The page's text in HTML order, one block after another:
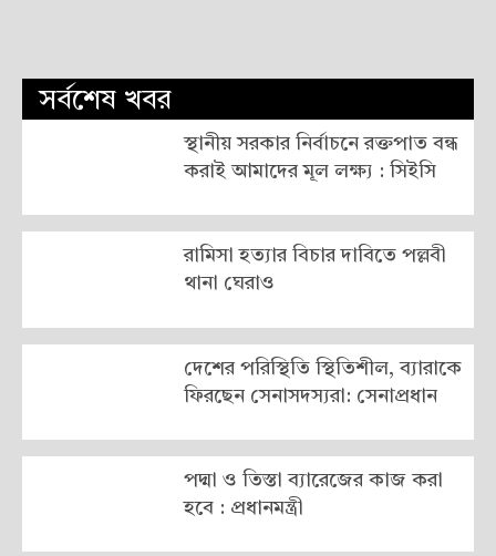
সর্বশেষ খবর
স্থানীয় সরকার নির্বাচনে রক্তপাত বন্ধ
করাই আমাদের মূল লক্ষ্য : সিইসি
রামিসা হত্যার বিচার দাবিতে পল্লবী
থানা ঘেরাও
দেশের পরিস্থিতি স্থিতিশীল, ব্যারাকে
ফিরছেন সেনাসদস্যরা: সেনাপ্রধান
পদ্মা ও তিস্তা ব্যারেজের কাজ করা
হবে : প্রধানমন্ত্রী